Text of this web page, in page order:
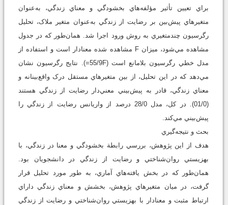
براي تعيين تأثير مؤلفه‌هاي بخشودگي و معناي زندگي، به‌عنوان
متغيرهاي پيش‌بين بر رضايت از زندگي به‌عنوان متغير ملاک، تحليل
رگرسيون چندمتغيري به روش ورود اجرا شد. همان‌طور که در جدول
مشاهده مي‌شود، ميزان F مشاهده شده معنادار است و استفاده از
مدل خطي رگرسيون بلامانع است (55/9F=). نتايج رگرسيون نشان
مي‌دهد كه در اين تحليل، از بين متغيرهاي مستقل درک واقع‌بينانه و
معناي زندگي، قادر به پيش‌بيني معني‌دار رضايت از زندگي هستند
(01/0). در کل، مدل 28/0 درصد از واريانس رضايت از زندگي را
پيش‌بيني مي‌کند.
بحث و نتيجه‌گيري
هدف از اين پژوهش، بررسي رابطة بخشودگي و معنا در زندگي، با
بهزيستي روان‌شناختي و رضايت از زندگي در دانشجويان بود.
همان‌طور که در بخش يافته‌هاي آماري، به طور مورد تحليل قرار
گرفت، در ميان متغيرهاي پژوهش، بخشش و معناي زندگي داراي
ارتباط مثبت و معنادار با بهزيستي روان‌شناختي و رضايت از زندگي